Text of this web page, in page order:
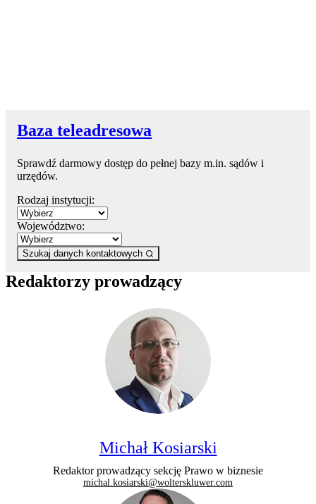
Baza teleadresowa
Sprawdź darmowy dostęp do pełnej bazy m.in. sądów i
urzędów.
Rodzaj instytucji:
Województwo:
Szukaj danych kontaktowych
Redaktorzy prowadzący
Michał Kosiarski
Redaktor prowadzący sekcję Prawo w biznesie
michal.kosiarski@wolterskluwer.com